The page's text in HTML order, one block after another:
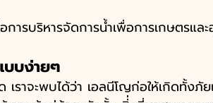
ารบริหารจัดการน้ำเพื่อการเกษตรแล
บง่ายๆ
เราจะพบได้ว่า เอลนีโญก่อให้เกิดทั้ง